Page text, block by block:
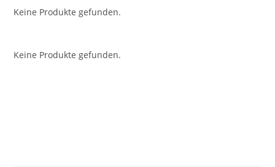
Keine Produkte gefunden.
Keine Produkte gefunden.